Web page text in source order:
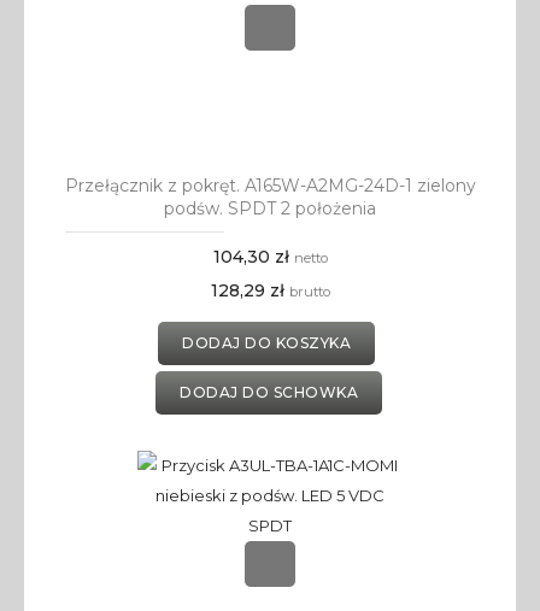
Przełącznik z pokręt. A165W-A2MG-24D-1 zielony
podśw. SPDT 2 położenia
104,30 zł netto
128,29 zł brutto
DODAJ DO KOSZYKA
DODAJ DO SCHOWKA